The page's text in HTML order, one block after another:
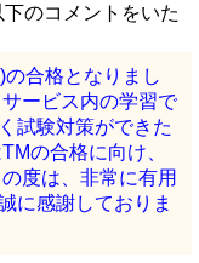
のコメントをいた
合格となりまし
ービス内の学習で
試験対策ができた
の合格に向け、
度は、非常に有用
に感謝しておりま